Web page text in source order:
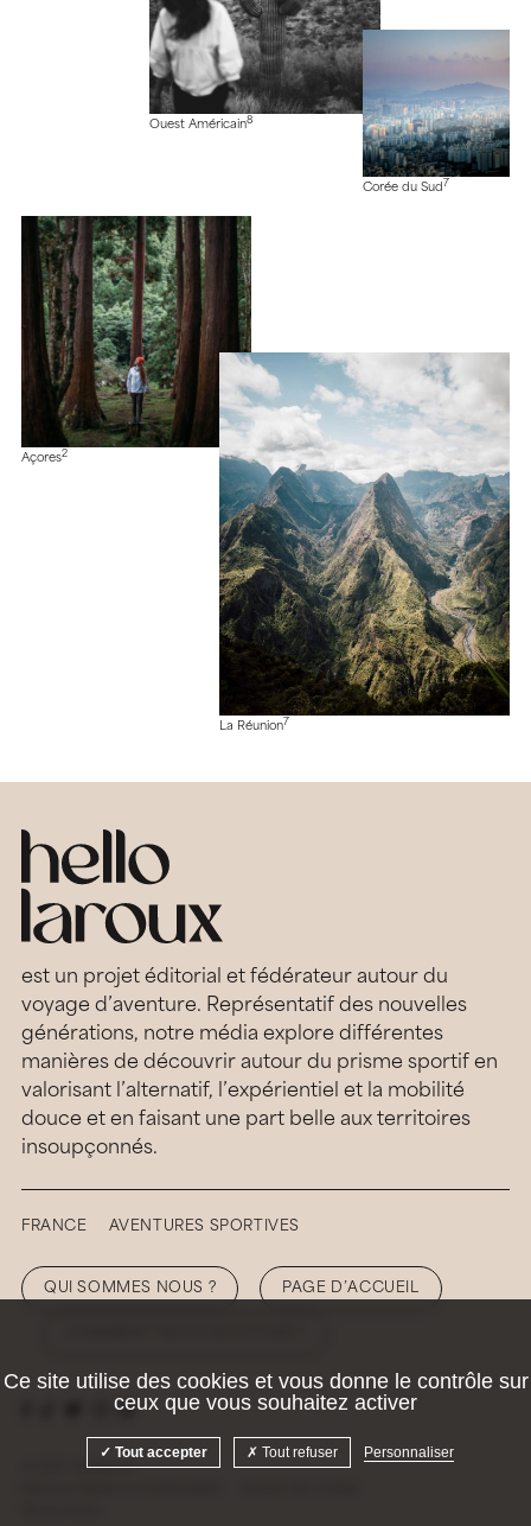
Ouest Américain8
Corée du Sud 7
Açores2
La Réunion7
est un projet éditorial et fédérateur autour du
voyage d’aventure. Représentatif des nouvelles
générations, notre média explore différentes
manières de découvrir autour du prisme sportif en
valorisant l’alternatif, l’expérientiel et la mobilité
douce et en faisant une part belle aux territoires
insoupçonnés.
FRANCE AVENTURES SPORTIVES
QUI SOMMES NOUS ? PAGE D’ACCUEIL
© 2026 Hellolaroux
Ce site utilise des cookies et vous donne le contrôle sur
ceux que vous souhaitez activer
Tout accepter Tout refuser Personnaliser